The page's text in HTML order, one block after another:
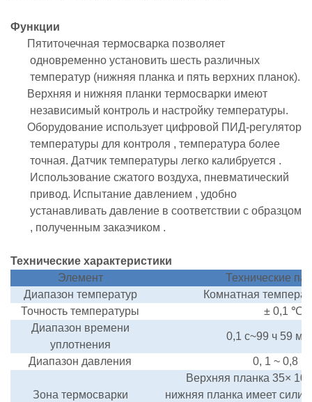
Функции
Пятиточечная термосварка позволяет
одновременно установить шесть различных
температур (нижняя планка и пять верхних планок).
Верхняя и нижняя планки термосварки имеют
независимый контроль и настройку температуры.
Оборудование использует цифровой ПИД-регулятор
температуры для контроля , температура более
точная. Датчик температуры легко калибруется .
Использование сжатого воздуха, пневматический
привод. Испытание давлением , удобно
устанавливать давление в соответствии с образцом
, полученным заказчиком .
Технические характеристики
Элемент
Технические
Диапазон температур
Комнатная
Точность температуры
± 0,1 ℃
Диапазон времени
уплотнения
0,1 с~99 ч 59
Диапазон давления 0, 1 ~ 0,8
Зона термосварки
Верхняя планка 35× 10
нижняя планка имеет